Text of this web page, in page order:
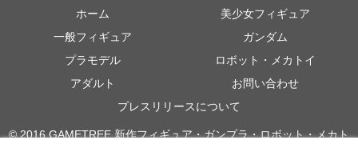
ホーム
美少女フィギュア
一般フィギュア
ガンダム
プラモデル
ロボット・メカトイ
アダルト
お問い合わせ
プレスリリースについて
© 2016 GAMETREE 新作フィギュア・ガンプラ・ロボット・メカト